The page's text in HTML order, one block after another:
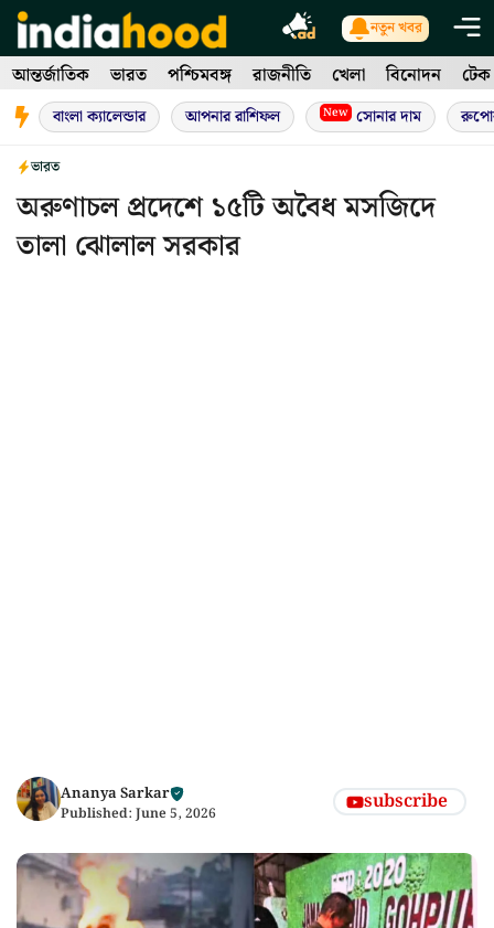
Skip
to
content
নতুন খবর
আন্তর্জাতিক ভারত পশ্চিমবঙ্গ রাজনীতি খেলা বিনোদন টেক
বাংলা ক্যালেন্ডার আপনার রাশিফল New সোনার দাম
ভারত
অরুণাচল প্রদেশে ১৫টি অবৈধ মসজিদে
তালা ঝোলাল সরকার
Ananya Sarkar
Published: June 5, 2026 subscribe